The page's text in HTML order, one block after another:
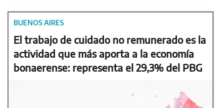
BUENOS AIRES
El trabajo de cuidado no remunerado es la
actividad que más aporta a la economía
bonaerense: representa el 29,3% del PBG